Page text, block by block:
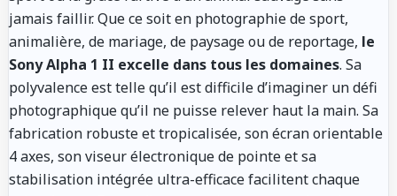
jamais faillir. Que ce soit en photographie de sport,
animalière, de mariage, de paysage ou de reportage, le
Sony Alpha 1 II excelle dans tous les domaines. Sa
polyvalence est telle qu’il est difficile d’imaginer un défi
photographique qu’il ne puisse relever haut la main. Sa
fabrication robuste et tropicalisée, son écran orientable
4 axes, son viseur électronique de pointe et sa
stabilisation intégrée ultra-efficace facilitent chaque